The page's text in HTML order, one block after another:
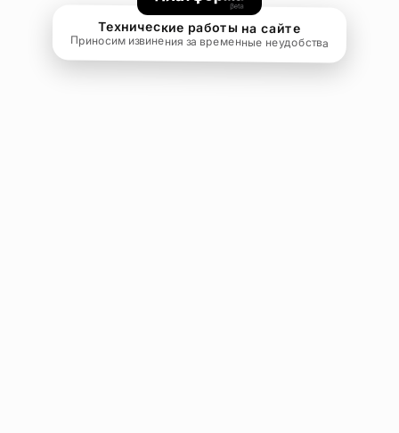
Технические работы на сайте
Приносим извинения за временные неудобства